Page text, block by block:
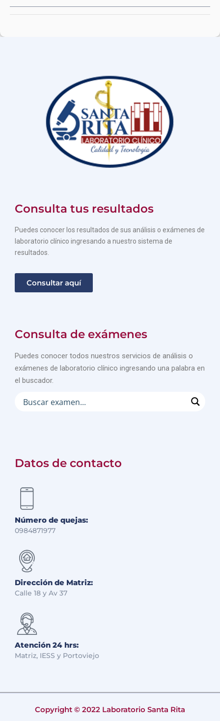
Consulta tus resultados
Puedes conocer los resultados de sus análisis o exámenes de
laboratorio clínico ingresando a nuestro sistema de
resultados.
Consultar aquí
Consulta de exámenes
Puedes conocer todos nuestros servicios de análisis o
exámenes de laboratorio clínico ingresando una palabra en
el buscador.
Datos de contacto
Número de quejas:
0984871977
Dirección de Matriz:
Calle 18 y Av 37
Atención 24 hrs:
Matriz, IESS y Portoviejo
Copyright © 2022 Laboratorio Santa Rita